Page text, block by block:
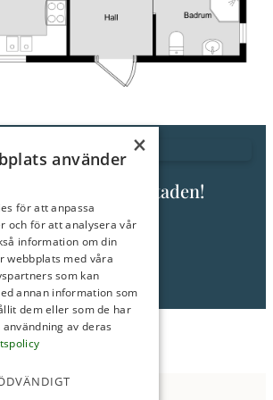
om den här bostaden!
Anton Palohonka
Fastighetsmäklare
Tel: 0760-39 24 85
E-post:
anton@roimakleri.se
Siggeforasjön.
×
använder
för att anpassa
och för att analysera vår
information om din
webbplats med våra
som kan
annan information som
dem eller som de har
av deras